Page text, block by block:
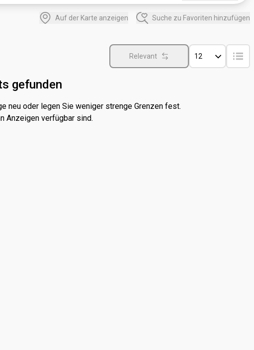
Auf der Karte anzeigen Suche zu Favoriten hinzufügen
Relevant 12
gefunden
neu oder legen Sie weniger strenge Grenzen fest.
Anzeigen verfügbar sind.